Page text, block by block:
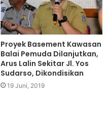
Proyek Basement Kawasan
Balai Pemuda Dilanjutkan,
Arus Lalin Sekitar Jl. Yos
Sudarso, Dikondisikan
19 Juni, 2019